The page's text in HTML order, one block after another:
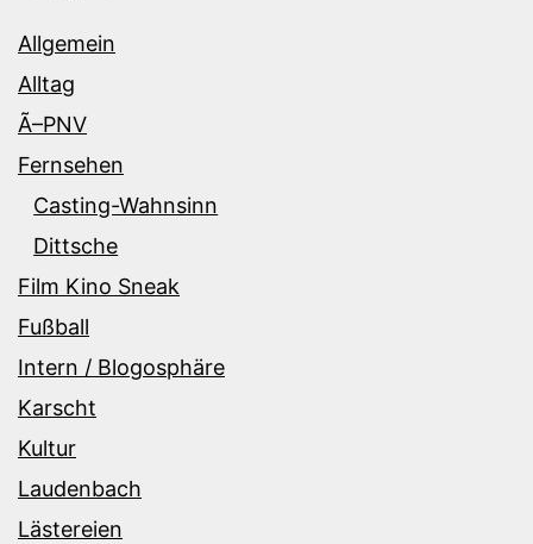
Allgemein
Alltag
Ã–PNV
Fernsehen
Casting-Wahnsinn
Dittsche
Film Kino Sneak
Fußball
Intern / Blogosphäre
Karscht
Kultur
Laudenbach
Lästereien